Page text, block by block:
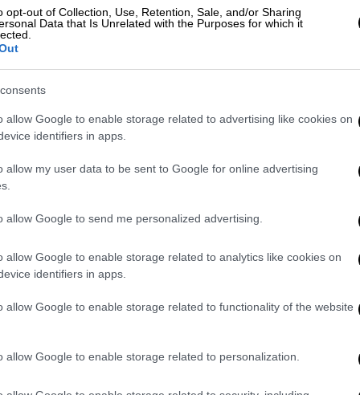
opt-out of Collection, Use, Retention, Sale, and/or Sharing
Data that Is Unrelated with the Purposes for which it
allow Google to enable storage related to advertising like cookies on
identifiers in apps.
allow my user data to be sent to Google for online advertising
allow Google to send me personalized advertising.
allow Google to enable storage related to analytics like cookies on
identifiers in apps.
allow Google to enable storage related to functionality of the website
allow Google to enable storage related to personalization.
της Χωροφυλακής, που παρευρίσκονταν
πλήθος όμως ήταν φανερό ότι ανήκαν
του αισθήματα.